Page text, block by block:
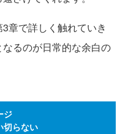
章で詳しく触れていき
るのが日常的な余白の
ジ
切らない